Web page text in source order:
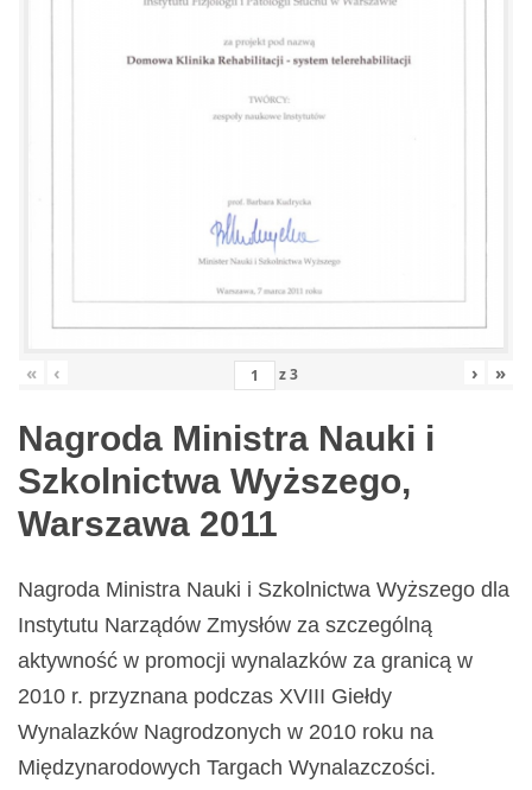
« ‹ z3 › »
Nagroda Ministra Nauki i
Szkolnictwa Wyższego,
Warszawa 2011
Nagroda Ministra Nauki i Szkolnictwa Wyższego dla
Instytutu Narządów Zmysłów za szczególną
aktywność w promocji wynalazków za granicą w
2010 r. przyznana podczas XVIII Giełdy
Wynalazków Nagrodzonych w 2010 roku na
Międzynarodowych Targach Wynalazczości.